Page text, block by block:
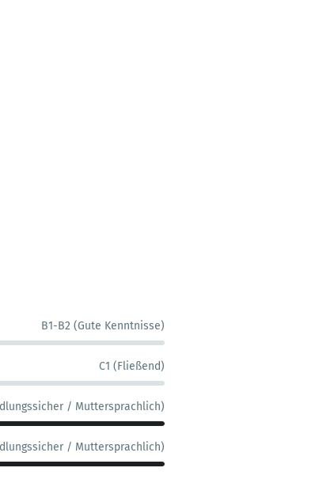
B1-B2 (Gute Kenntnisse)
C1 (Fließend)
/ Muttersprachlich)
/ Muttersprachlich)